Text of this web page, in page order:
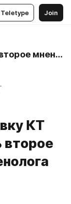
Join
Расшифровка КТ / МРТ (второе мнение)
КТ
второе